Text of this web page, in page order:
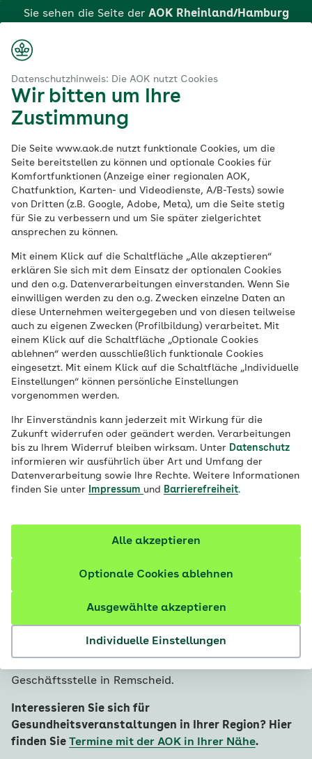
Datenschutzhinweis: Die AOK nutzt Cookies
Wir bitten um Ihre
Zustimmung
Die Seite www.aok.de nutzt funktionale Cookies, um die
Seite bereitstellen zu können und optionale Cookies für
Komfortfunktionen (Anzeige einer regionalen AOK,
Chatfunktion, Karten- und Videodienste, A/B-Tests) sowie
von Dritten (z.B. Google, Adobe, Meta), um die Seite stetig
für Sie zu verbessern und um Sie später zielgerichtet
ansprechen zu können.
Mit einem Klick auf die Schaltfläche „Alle akzeptieren“
erklären Sie sich mit dem Einsatz der optionalen Cookies
und den o.g. Datenverarbeitungen einverstanden. Wenn Sie
einwilligen werden zu den o.g. Zwecken einzelne Daten an
diese Unternehmen weitergegeben und von diesen teilweise
auch zu eigenen Zwecken (Profilbildung) verarbeitet. Mit
einem Klick auf die Schaltfläche „Optionale Cookies
ablehnen“ werden ausschließlich funktionale Cookies
eingesetzt. Mit einem Klick auf die Schaltfläche „Individuelle
Einstellungen“ können persönliche Einstellungen
vorgenommen werden.
Ihr Einverständnis kann jederzeit mit Wirkung für die
Zukunft widerrufen oder geändert werden. Verarbeitungen
bis zu Ihrem Widerruf bleiben wirksam. Unter Datenschutz
informieren wir ausführlich über Art und Umfang der
Datenverarbeitung sowie Ihre Rechte. Weitere Informationen
finden Sie unter
Impressum und Barrierefreiheit.
Individuelle Einstellungen
Ausgewählte akzeptieren
Optionale Cookies ablehnen
Alle akzeptieren
Hauptinhalt
springen
Sie sehen die Seite der AOK Rheinland/Hamburg
Ihre AOK vor Ort in Remscheid
Ihre Krankenkasse in
Remscheid: Die AOK
Rheinland/Hamburg
Wir sind in Remscheid für Sie persönlich
da!
Ihre AOK ist in
Remscheid gern für Sie
Die AOK Rheinland/Hamburg berät Sie ganz
Geschäftsstelle in Remscheid.
Interessieren Sie sich für
Gesundheitsveranstaltungen in Ihrer Region? Hier
finden Sie Termine mit der AOK in Ihrer Nähe.